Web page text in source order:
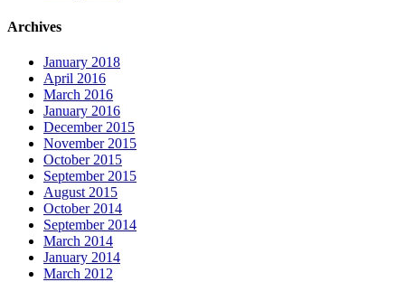
Archives
January 2018
April 2016
March 2016
January 2016
December 2015
November 2015
October 2015
September 2015
August 2015
October 2014
September 2014
March 2014
January 2014
March 2012